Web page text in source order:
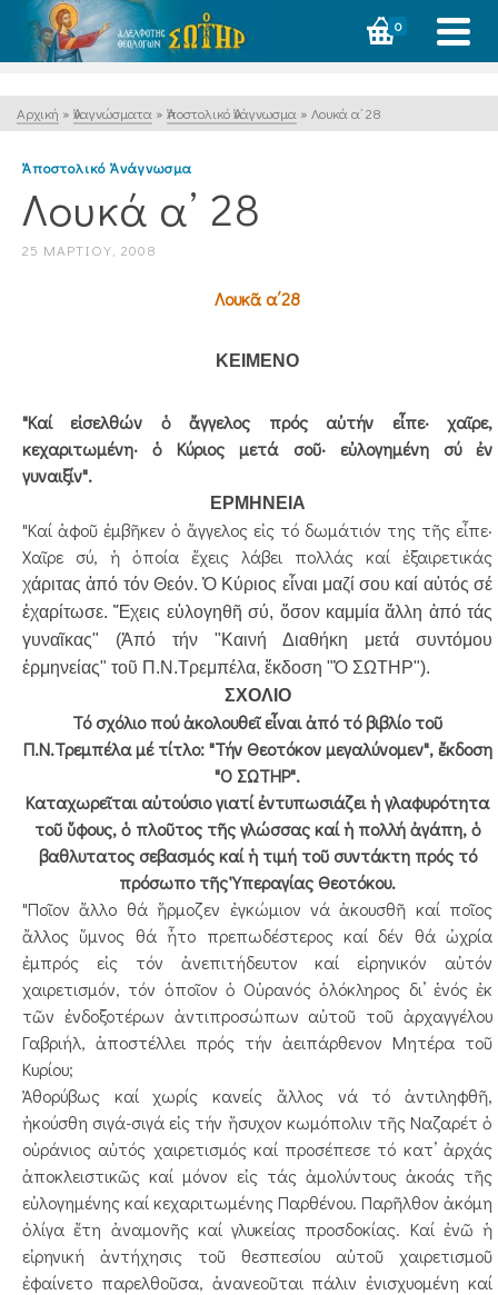
0
Αρχική » Ἀναγνώσματα » Ἀποστολικό Ἀνάγνωσμα » Λουκά α’ 28
Ἀποστολικό Ἀνάγνωσμα
Λουκά α’ 28
25 ΜΑΡΤΊΟΥ, 2008
Λουκᾶ α΄28
ΚΕΙΜΕΝΟ
"Καί εἰσελθών ὁ ἄγγελος πρός αὐτήν εἶπε· χαῖρε,
κεχαριτωμένη· ὁ Κύριος μετά σοῦ· εὐλογημένη σύ ἐν
γυναιξίν".
ΕΡΜΗΝΕΙΑ
"Καί ἀφοῦ ἐμβῆκεν ὁ ἄγγελος εἰς τό δωμάτιόν της τῆς εἶπε·
Χαῖρε σύ, ἡ ὁποία ἔχεις λάβει πολλάς καί ἐξαιρετικάς
χάριτας ἀπό τόν Θεόν. Ὁ Κύριος εἶναι μαζί σου καί αὐτός σέ
ἐχαρίτωσε. Ἔχεις εὐλογηθῆ σύ, ὅσον καμμία ἄλλη ἀπό τάς
γυναῖκας" (Ἀπό τήν "Καινή Διαθήκη μετά συντόμου
ἑρμηνείας" τοῦ Π.Ν.Τρεμπέλα, ἔκδοση "Ὁ ΣΩΤΗΡ").
ΣΧΟΛΙΟ
Τό σχόλιο πού ἀκολουθεῖ εἶναι ἀπό τό βιβλίο τοῦ
Π.Ν.Τρεμπέλα μέ τίτλο: "Τήν Θεοτόκον μεγαλύνομεν", ἔκδοση
"Ο ΣΩΤΗΡ".
Καταχωρεῖται αὐτούσιο γιατί ἐντυπωσιάζει ἡ γλαφυρότητα
τοῦ ὕφους, ὁ πλοῦτος τῆς γλώσσας καί ἡ πολλή ἀγάπη, ὁ
βαθλυτατος σεβασμός καί ἡ τιμή τοῦ συντάκτη πρός τό
πρόσωπο τῆς Ὑπεραγίας Θεοτόκου.
"Ποῖον ἄλλο θά ἥρμοζεν ἐγκώμιον νά ἀκουσθῆ καί ποῖος
ἄλλος ὕμνος θά ἦτο πρεπωδέστερος καί δέν θά ὠχρία
ἐμπρός εἰς τόν ἀνεπιτήδευτον καί εἰρηνικόν αὐτόν
χαιρετισμόν, τόν ὁποῖον ὁ Οὐρανός ὁλόκληρος δι’ ἑνός ἐκ
τῶν ἐνδοξοτέρων ἀντιπροσώπων αὐτοῦ τοῦ ἀρχαγγέλου
Γαβριήλ, ἀποστέλλει πρός τήν ἀειπάρθενον Μητέρα τοῦ
Κυρίου;
Ἀθορύβως καί χωρίς κανείς ἄλλος νά τό ἀντιληφθῆ,
ἠκούσθη σιγά-σιγά εἰς τήν ἥσυχον κωμόπολιν τῆς Ναζαρέτ ὁ
οὐράνιος αὐτός χαιρετισμός καί προσέπεσε τό κατ’ ἀρχάς
ἀποκλειστικῶς καί μόνον εἰς τάς ἀμολύντους ἀκοάς τῆς
εὐλογημένης καί κεχαριτωμένης Παρθένου. Παρῆλθον ἀκόμη
ὀλίγα ἔτη ἀναμονῆς καί γλυκείας προσδοκίας. Καί ἐνῶ ἡ
εἰρηνική ἀντήχησις τοῦ θεσπεσίου αὐτοῦ χαιρετισμοῦ
ἐφαίνετο παρελθοῦσα, ἀνανεοῦται πάλιν ἐνισχυομένη καί